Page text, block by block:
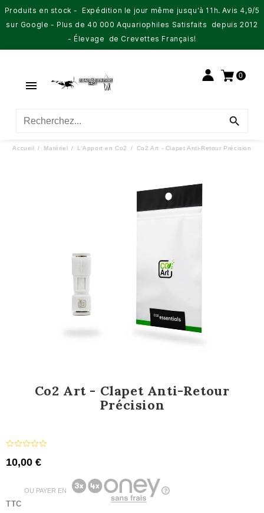
Produits en stock - Expédition le jour même jusqu'à 11h. Avis 4,9/5
sur Google - Plus de 40 000 Aquariophiles Satisfaits depuis 2012
- Élevage de Crevettes Français!

0

Accueil Matériel L'Apport en Co2 Co2 Art - Clapet Anti-Retour Précision
Co2 Art - Clapet Anti-Retour
Précision
10,00 €
TTC
OU PAYER EN